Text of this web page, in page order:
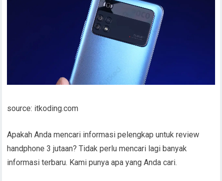
source: itkoding.com
Apakah Anda mencari informasi pelengkap untuk review
handphone 3 jutaan? Tidak perlu mencari lagi banyak
informasi terbaru. Kami punya apa yang Anda cari.